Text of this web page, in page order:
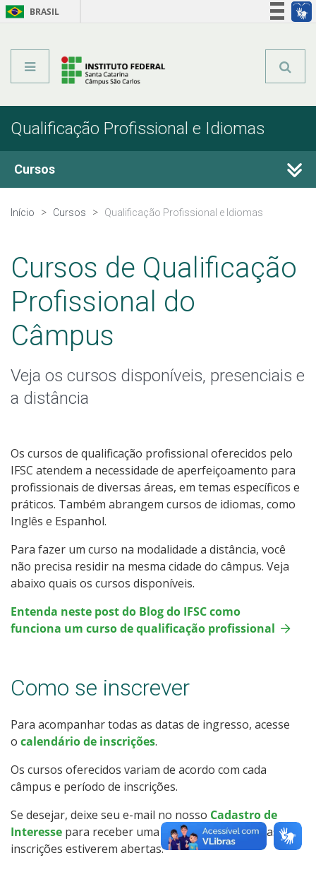
BRASIL
Qualificação Profissional e Idiomas
Cursos
Técnicos Integrados
Técnicos Subsequentes
Educação de Jovens e Adultos
Graduação
Educação a Distância
Todos os cursos
Processo de Inscrição
Resultados
Como posso estudar no IFSC?
Calendário de inscrições
Cotas
Inscrições e acompanhamento
Início Cursos Qualificação Profissional e Idiomas
Cursos de Qualificação
Profissional do
Câmpus
Veja os cursos disponíveis, presenciais e
a distância
Os cursos de qualificação profissional oferecidos pelo
IFSC atendem a necessidade de aperfeiçoamento para
profissionais de diversas áreas, em temas específicos e
práticos. Também abrangem cursos de idiomas, como
Inglês e Espanhol.
Para fazer um curso na modalidade a distância, você
não precisa residir na mesma cidade do câmpus. Veja
abaixo quais os cursos disponíveis.
Entenda neste post do Blog do IFSC como
funciona um curso de qualificação profissional
Como se inscrever
Para acompanhar todas as datas de ingresso, acesse
o calendário de inscrições.
Os cursos oferecidos variam de acordo com cada
câmpus e período de inscrições.
Se desejar, deixe seu e-mail no nosso Cadastro de
Interesse para receber uma mensagem quando as
inscrições estiverem abertas.